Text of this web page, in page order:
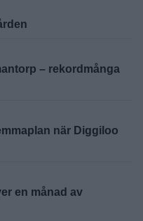
– rekordmånga
när Diggiloo
en månad av